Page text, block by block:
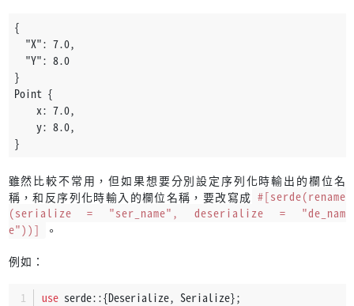
{
  "X": 7.0,
  "Y": 8.0
}
Point {
    x: 7.0,
    y: 8.0,
}
雖然比較不常用，但如果想要分別設定序列化時輸出的欄位名
稱，和反序列化時輸入的欄位名稱，要改寫成 #[serde(rename
(serialize = "ser_name", deserialize = "de_nam
e"))]
。
例如：
use serde::{Deserialize, Serialize};